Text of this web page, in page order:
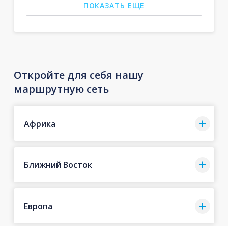
ПОКАЗАТЬ ЕЩЕ
Откройте для себя нашу
маршрутную сеть
Африка
Ближний Восток
Европа